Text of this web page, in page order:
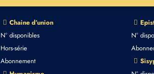
Chaine d’union
N° disponibles
Hors-série
Abonnement
N°